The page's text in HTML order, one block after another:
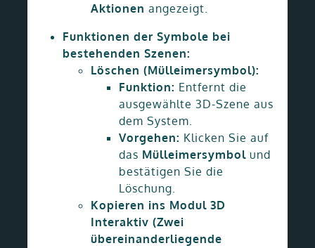
Aktionen angezeigt.
Funktionen der Symbole bei
bestehenden Szenen:
Löschen (Mülleimersymbol):
Funktion: Entfernt die
ausgewählte 3D-Szene aus
dem System.
Vorgehen: Klicken Sie auf
das Mülleimersymbolund
bestätigen Sie die
Löschung.
Kopieren ins Modul 3D
Interaktiv (Zwei
übereinanderliegende